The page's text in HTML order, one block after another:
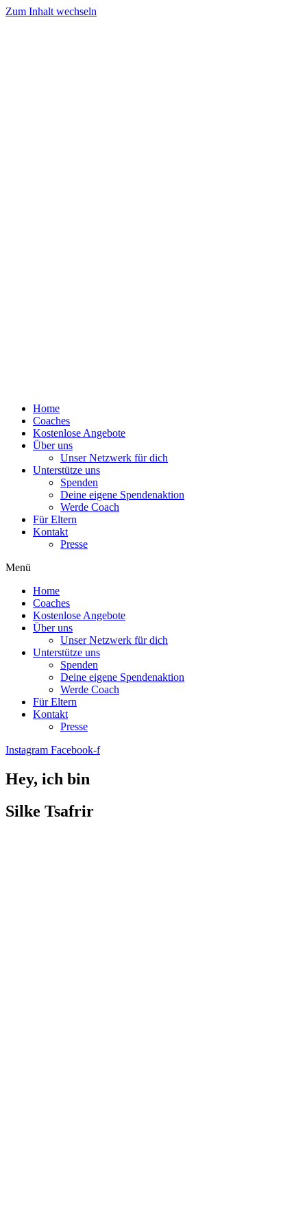
Zum Inhalt wechseln
Home
Coaches
Kostenlose Angebote
Über uns
Unser Netzwerk für dich
Unterstütze uns
Spenden
Deine eigene Spendenaktion
Werde Coach
Für Eltern
Kontakt
Presse
Menü
Home
Coaches
Kostenlose Angebote
Über uns
Unser Netzwerk für dich
Unterstütze uns
Spenden
Deine eigene Spendenaktion
Werde Coach
Für Eltern
Kontakt
Presse
Instagram Facebook-f
Hey, ich bin
Silke Tsafrir